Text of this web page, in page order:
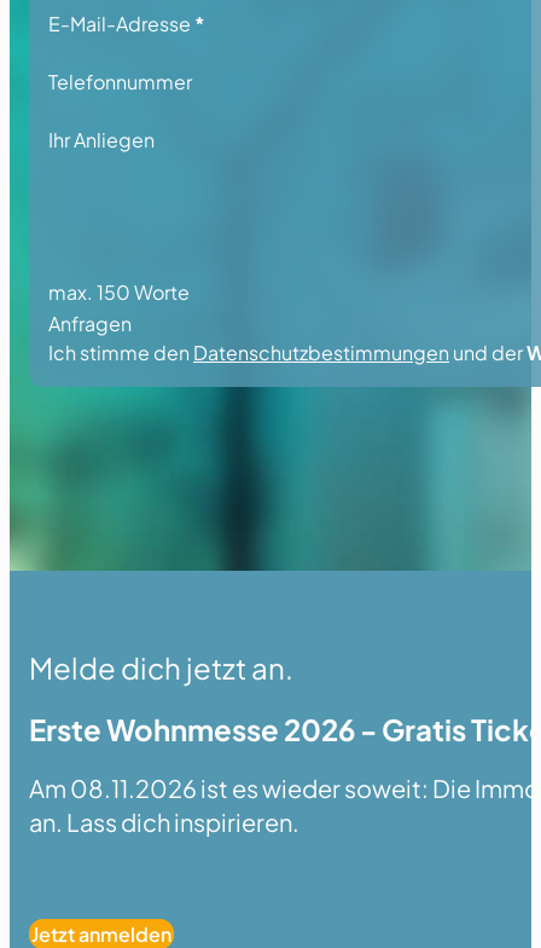
E-Mail-Adresse *
Telefonnummer
Ihr Anliegen
max. 150 Worte
Anfragen
Ich stimme den Datenschutzbestimmungen und der
Melde dich jetzt an.
Erste Wohnmesse 2026 - Gratis
Am 08.11.2026 ist es wieder soweit: Die
an. Lass dich inspirieren.
Jetzt anmelden